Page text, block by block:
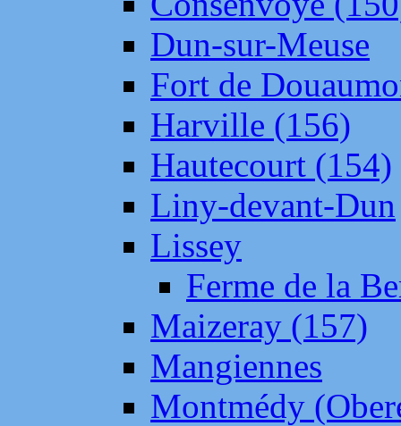
Dun-sur-Meuse
Fort de
Harville (156)
Hautecourt (154)
Liny-devant-Dun
Lissey
Ferme de la
Maizeray (157)
Mangiennes
Montmédy